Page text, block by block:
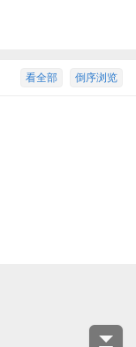
倒序浏览
看全部